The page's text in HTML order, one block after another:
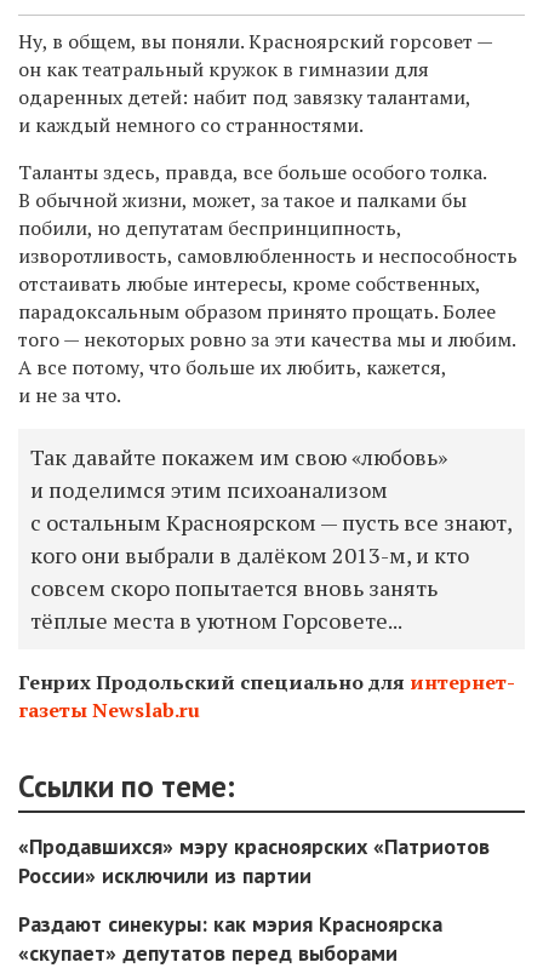
Ну, в общем, вы поняли. Красноярский горсовет —
он как театральный кружок в гимназии для
одаренных детей: набит под завязку талантами,
и каждый немного со странностями.
Таланты здесь, правда, все больше особого толка.
В обычной жизни, может, за такое и палками бы
побили, но депутатам беспринципность,
изворотливость, самовлюбленность и неспособность
отстаивать любые интересы, кроме собственных,
парадоксальным образом принято прощать. Более
того — некоторых ровно за эти качества мы и любим.
А все потому, что больше их любить, кажется,
и не за что.
Так давайте покажем им свою «любовь»
и поделимся этим психоанализом
с остальным Красноярском — пусть все знают,
кого они выбрали в далёком 2013-м, и кто
совсем скоро попытается вновь занять
тёплые места в уютном Горсовете...
Генрих Продольский специально для интернет-
газеты Newslab.ru
Ссылки по теме:
«Продавшихся» мэру красноярских «Патриотов
России» исключили из партии
Раздают синекуры: как мэрия Красноярска
«скупает» депутатов перед выборами